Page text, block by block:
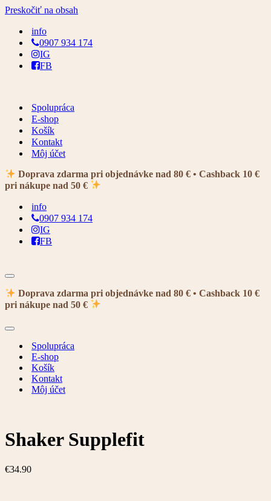
Preskočiť na obsah
info
0907 934 174
IG
FB
Spolupráca
E-shop
Košík
Kontakt
Môj účet
Doprava zdarma pri objednávke nad 80 € • Cashback 10 €
pri nákupe nad 50 €
info
0907 934 174
IG
FB
Menu
navigácie
Doprava zdarma pri objednávke nad 80 € • Cashback 10 €
pri nákupe nad 50 €
Menu
navigácieSpolupráca
E-shop
Košík
Kontakt
Môj účet
Shaker Supplefit
€34.90